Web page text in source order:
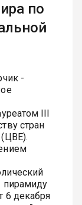
по
-
III
стран
пирамиду
6 декабря